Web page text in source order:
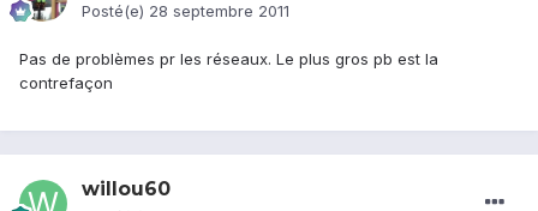
Posté(e) 28 septembre 2011
Pas de problèmes pr les réseaux. Le plus gros pb est la
contrefaçon
willou60